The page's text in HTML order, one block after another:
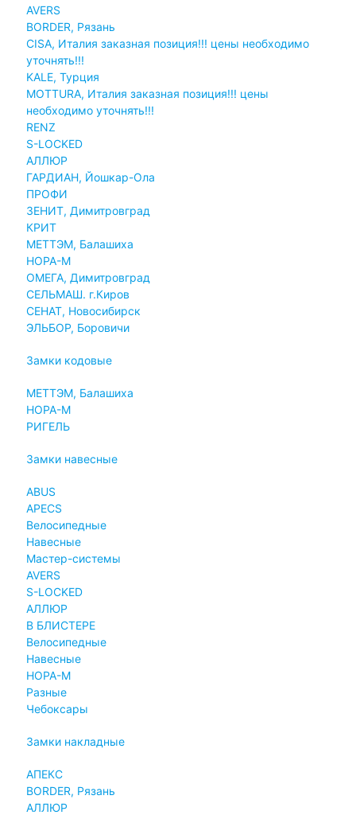
AVERS
BORDER, Рязань
CISA, Италия заказная позиция!!! цены необходимо
уточнять!!!
KALE, Турция
MOTTURA, Италия заказная позиция!!! цены
необходимо уточнять!!!
RENZ
S-LOCKED
АЛЛЮР
ГАРДИАН, Йошкар-Ола
ПРОФИ
ЗЕНИТ, Димитровград
КРИТ
МЕТТЭМ, Балашиха
НОРА-М
ОМЕГА, Димитровград
СЕЛЬМАШ. г.Киров
СЕНАТ, Новосибирск
ЭЛЬБОР, Боровичи
Замки кодовые
МЕТТЭМ, Балашиха
НОРА-М
РИГЕЛЬ
Замки навесные
ABUS
APECS
Велосипедные
Навесные
Мастер-системы
AVERS
S-LOCKED
АЛЛЮР
В БЛИСТЕРЕ
Велосипедные
Навесные
НОРА-М
Разные
Чебоксары
Замки накладные
АПЕКС
BORDER, Рязань
АЛЛЮР